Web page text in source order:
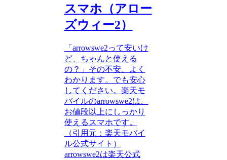
スマホ（アロー
ズウィー2）
「arrowswe2って安いけ
ど、ちゃんと使える
の？」その不安、よく
わかります。でも安心
してください。楽天モ
バイルのarrowswe2は、
お値段以上にしっかり
使えるスマホです。
（引用元：楽天モバイ
ル公式サイト）
arrowswe2は楽天公式